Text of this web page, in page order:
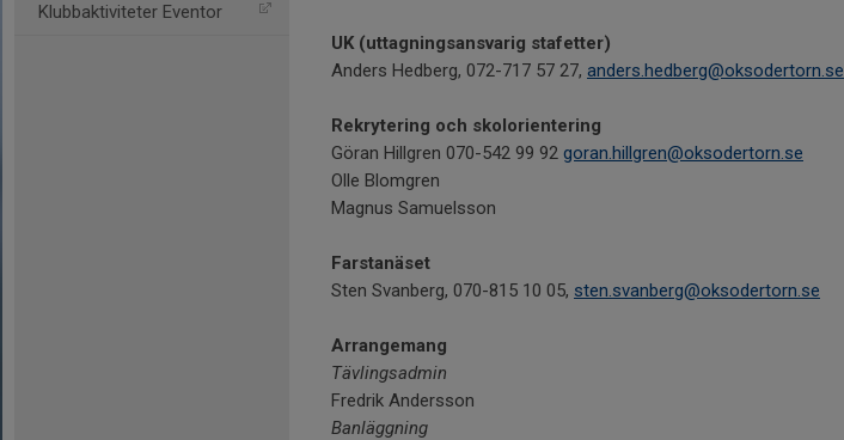
Klubbaktiviteter Eventor
UK (uttagningsansvarig stafetter)
Anders Hedberg, 072-717 57 27, anders.hedberg@oksodertorn.se
Rekrytering och skolorientering
Göran Hillgren 070-542 99 92 goran.hillgren@oksodertorn.se
Olle Blomgren
Magnus Samuelsson
Farstanäset
Sten Svanberg, 070-815 10 05, sten.svanberg@oksodertorn.se
Arrangemang
Tävlingsadmin
Fredrik Andersson
Banläggning